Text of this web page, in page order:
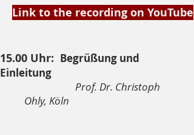
Link to the recording on YouTube
15.00 Uhr: Begrüßung und
Einleitung
Prof. Dr. Christoph
Ohly, Köln